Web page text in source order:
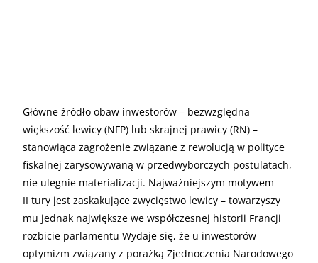
Główne źródło obaw inwestorów – bezwzględna
większość lewicy (NFP) lub skrajnej prawicy (RN) –
stanowiąca zagrożenie związane z rewolucją w polityce
fiskalnej zarysowywaną w przedwyborczych postulatach,
nie ulegnie materializacji. Najważniejszym motywem
II tury jest zaskakujące zwycięstwo lewicy – towarzyszy
mu jednak największe we współczesnej historii Francji
rozbicie parlamentu Wydaje się, że u inwestorów
optymizm związany z porażką Zjednoczenia Narodowego